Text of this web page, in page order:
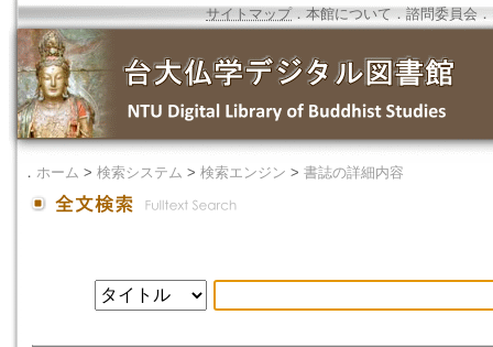
サイトマップ．本館について ． 諮問委員会 ．
． ホーム > 検索システム > 検索エンジン > 書誌の詳細内容